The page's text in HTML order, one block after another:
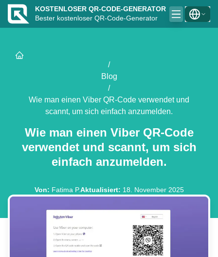
KOSTENLOSER QR-CODE-GENERATOR
Bester kostenloser QR-Code-Generator
/
Blog
/
Wie man einen Viber QR-Code verwendet und
scannt, um sich einfach anzumelden.
Wie man einen Viber QR-Code
verwendet und scannt, um sich
einfach anzumelden.
Von: Fatima P.Aktualisiert: 18. November 2025